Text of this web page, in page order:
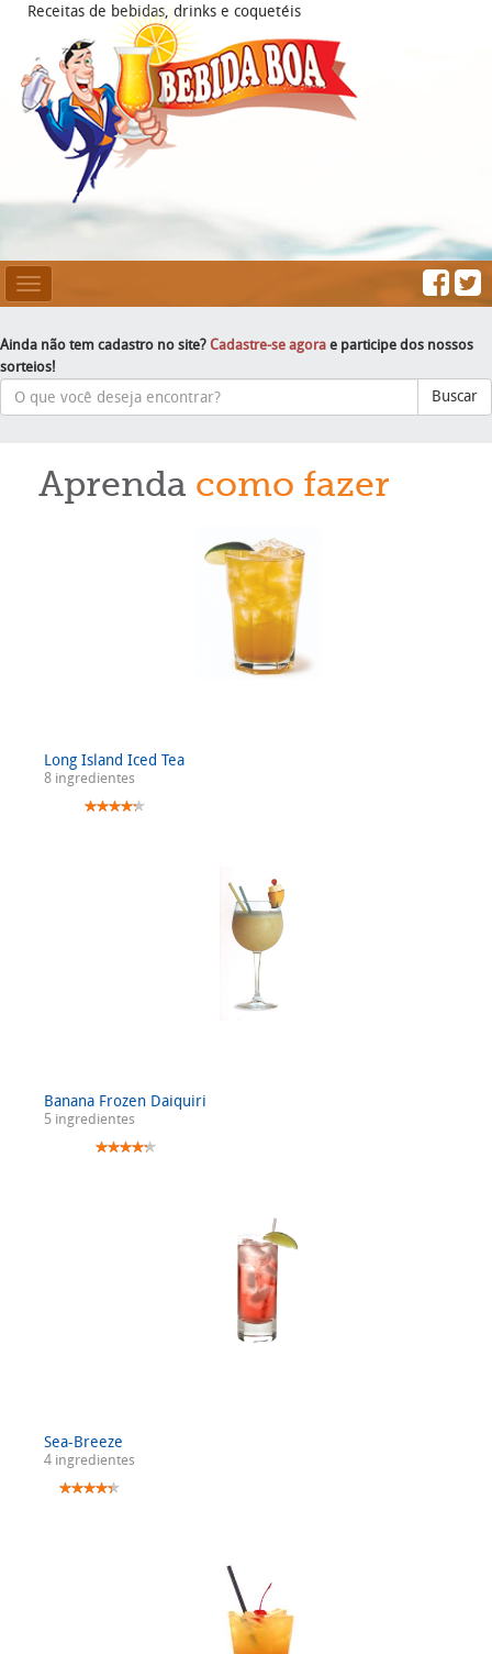
Receitas de bebidas, drinks e coquetéis
Mesclar
Navegação
Ainda não tem cadastro no site? Cadastre-se agora e participe dos nossos
sorteios!
Buscar
Aprenda como fazer
Long Island Iced Tea
8 ingredientes
Banana Frozen Daiquiri
5 ingredientes
Sea-Breeze
4 ingredientes